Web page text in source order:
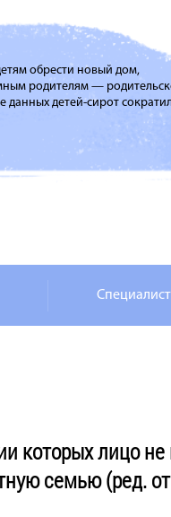
обрести новый дом,
родителям —
данных детей-сирот
которых лицо
семью (ред.